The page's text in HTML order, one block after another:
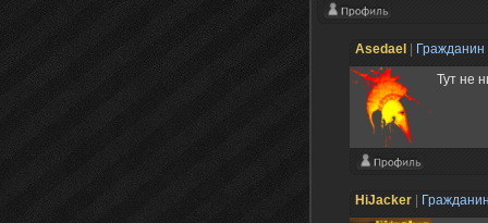
Asedael
Гражданин
Тут не
HiJacker